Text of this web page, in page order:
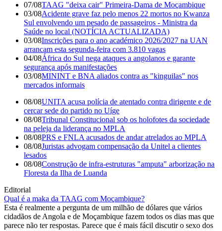
07/08TAAG "deixa cair" Primeira-Dama de Moçambique
03/08Acidente grave faz pelo menos 22 mortos no Kwanza
Sul envolvendo um pesado de passageiros - Ministra da
Saúde no local (NOTÍCIA ACTUALIZADA)
03/08Inscrições para o ano académico 2026/2027 na UAN
arrancam esta segunda-feira com 3.810 vagas
04/08África do Sul nega ataques a angolanos e garante
segurança após manifestações
03/08MININT e BNA aliados contra as "kinguilas" nos
mercados informais
08/08UNITA acusa polícia de atentado contra dirigente e de
cercar sede do partido no Uíge
08/08Tribunal Constitucional sob os holofotes da sociedade
na peleja da liderança no MPLA
08/08PRS e FNLA acusados de andar atrelados ao MPLA
08/08Juristas advogam compensação da Unitel a clientes
lesados
08/08Construção de infra-estruturas "amputa" arborização na
Floresta da Ilha de Luanda
Editorial
Qual é a maka da TAAG com Moçambique?
Esta é realmente a pergunta de um milhão de dólares que vários
cidadãos de Angola e de Moçambique fazem todos os dias mas que
parece não ter respostas. Parece que é mais fácil discutir o sexo dos